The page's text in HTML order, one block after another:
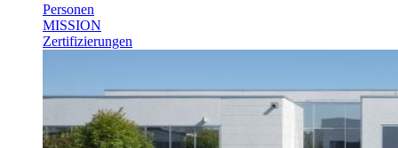
Personen
MISSION
Zertifizierungen